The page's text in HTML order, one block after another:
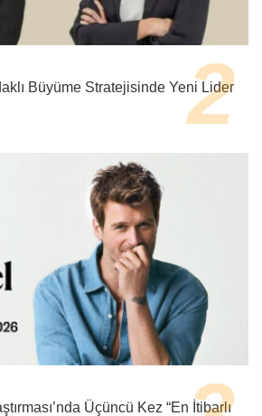
Büyüme Stratejisinde Yeni Lider
Üçüncü Kez “En İtibarlı